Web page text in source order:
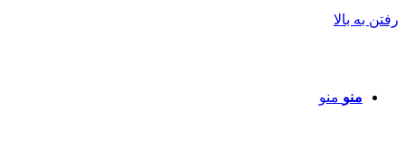
منو منو
رفتن به بالا